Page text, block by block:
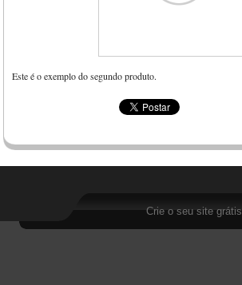
Este é o exemplo do segundo produto.
Crie o seu site grátis